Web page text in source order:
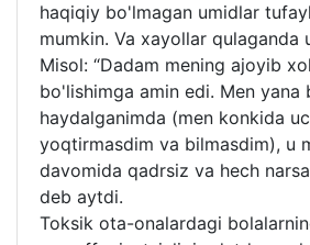
haqiqiy bo'lmagan umidlar
mumkin. Va xayollar qulaganda
Misol: “Dadam mening ajoyib
bo'lishimga amin edi. Men
haydalganimda (men konkida
yoqtirmasdim va bilmasdim), u
davomida qadrsiz va hech
deb aytdi.
Toksik ota-onalardagi